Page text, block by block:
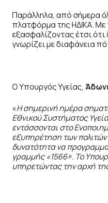
Παράλληλα, από σήμερα
πλατφόρμα της ΗΔΙΚΑ. Με
εξασφαλίζοντας έτσι
γνωρίζει με διαφάνεια
Ο Υπουργός Υγείας,
«Η σημερινή ημέρα
Εθνικού Συστήματος
εντάσσονται στο
εξυπηρέτηση των πολιτών
δυνατότητα να
γραμμής «1566». Το
υπηρετώντας την αρχή